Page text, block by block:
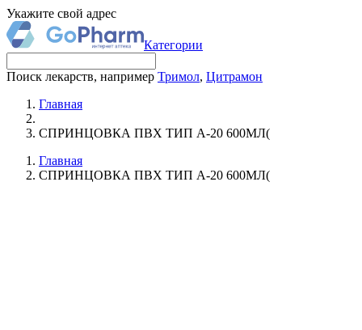
Укажите свой адрес
Категории
Поиск лекарств, например Тримол, Цитрамон
Главная
СПРИНЦОВКА ПВХ ТИП А-20 600МЛ(
Главная
СПРИНЦОВКА ПВХ ТИП А-20 600МЛ(